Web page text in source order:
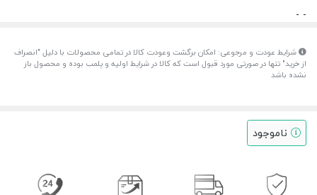
-
-
شرایط عودت و مرجوعی: امکان برگشت وعودت کالا در تمامی محصولات با دلیل "انصراف
از خرید" تنها در صورتی مورد قبول است که کالا در شرایط اولیه و پلمب بوده و محصول باز
نشده باشد
ناموجود